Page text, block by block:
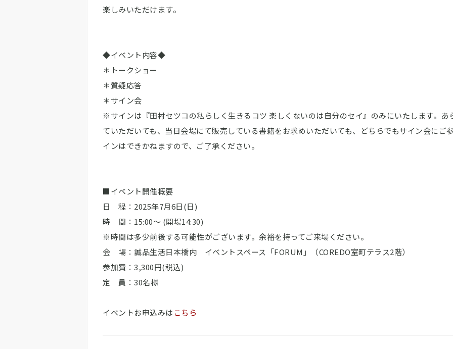
楽しみいただけます。
◆イベント内容◆
＊トークショー
＊質疑応答
＊サイン会
※サインは『田村セツコの私らしく生きるコツ 楽しくないのは自分のセイ』のみにいたします。あ
ていただいても、当日会場にて販売している書籍をお求めいただいても、どちらでもサイン会にご
インはできかねますので、ご了承ください。
■イベント開催概要
日 程：2025年7月6日(日)
時 間：15:00～ (開場14:30)
※時間は多少前後する可能性がございます。余裕を持ってご来場ください。
会 場：誠品生活日本橋内 イベントスペース「FORUM」（COREDO室町テラス2階）
参加費：3,300円(税込)
定 員：30名様
イベントお申込みはこちら